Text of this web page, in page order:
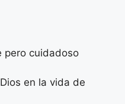
pero cuidadoso
en la vida de